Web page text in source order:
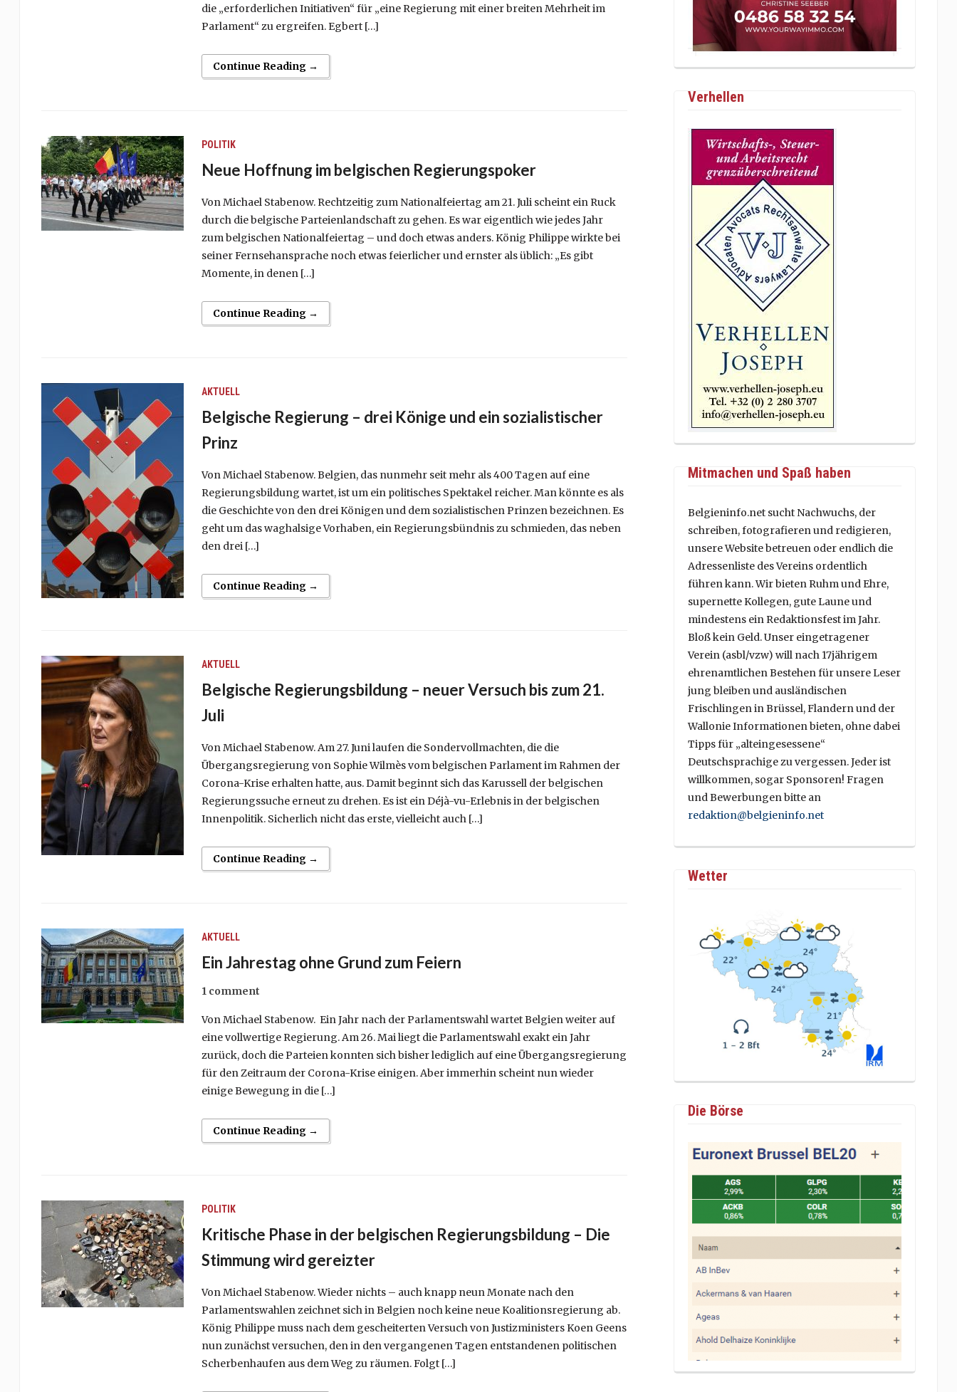
die „erforderlichen Initiativen“ für „eine Regierung mit einer breiten Mehrheit im
Parlament“ zu ergreifen. Egbert […]
Continue Reading →
POLITIK
Neue Hoffnung im belgischen Regierungspoker
Von Michael Stabenow. Rechtzeitig zum Nationalfeiertag am 21. Juli scheint ein Ruck
durch die belgische Parteienlandschaft zu gehen. Es war eigentlich wie jedes Jahr
zum belgischen Nationalfeiertag – und doch etwas anders. König Philippe wirkte bei
seiner Fernsehansprache noch etwas feierlicher und ernster als üblich: „Es gibt
Momente, in denen […]
Continue Reading →
AKTUELL
Belgische Regierung – drei Könige und ein sozialistischer
Prinz
Von Michael Stabenow. Belgien, das nunmehr seit mehr als 400 Tagen auf eine
Regierungsbildung wartet, ist um ein politisches Spektakel reicher. Man könnte es als
die Geschichte von den drei Königen und dem sozialistischen Prinzen bezeichnen. Es
geht um das waghalsige Vorhaben, ein Regierungsbündnis zu schmieden, das neben
den drei […]
Continue Reading →
AKTUELL
Belgische Regierungsbildung – neuer Versuch bis zum 21.
Juli
Von Michael Stabenow. Am 27. Juni laufen die Sondervollmachten, die die
Übergangsregierung von Sophie Wilmès vom belgischen Parlament im Rahmen der
Corona-Krise erhalten hatte, aus. Damit beginnt sich das Karussell der belgischen
Regierungssuche erneut zu drehen. Es ist ein Déjà-vu-Erlebnis in der belgischen
Innenpolitik. Sicherlich nicht das erste, vielleicht auch […]
Continue Reading →
AKTUELL
Ein Jahrestag ohne Grund zum Feiern
1 comment
Von Michael Stabenow. Ein Jahr nach der Parlamentswahl wartet Belgien weiter auf
eine vollwertige Regierung. Am 26. Mai liegt die Parlamentswahl exakt ein Jahr
zurück, doch die Parteien konnten sich bisher lediglich auf eine Übergangsregierung
für den Zeitraum der Corona-Krise einigen. Aber immerhin scheint nun wieder
einige Bewegung in die […]
Continue Reading →
POLITIK
Kritische Phase in der belgischen Regierungsbildung – Die
Stimmung wird gereizter
Von Michael Stabenow. Wieder nichts – auch knapp neun Monate nach den
Parlamentswahlen zeichnet sich in Belgien noch keine neue Koalitionsregierung ab.
König Philippe muss nach dem gescheiterten Versuch von Justizministers Koen Geens
nun zunächst versuchen, den in den vergangenen Tagen entstandenen politischen
Scherbenhaufen aus dem Weg zu räumen. Folgt […]
Verhellen
Mitmachen und Spaß haben
Belgieninfo.net sucht Nachwuchs, der
schreiben, fotografieren und redigieren,
unsere Website betreuen oder endlich die
Adressenliste des Vereins ordentlich
führen kann. Wir bieten Ruhm und Ehre,
supernette Kollegen, gute Laune und
mindestens ein Redaktionsfest im Jahr.
Bloß kein Geld. Unser eingetragener
Verein (asbl/vzw) will nach 17jährigem
ehrenamtlichen Bestehen für unsere Leser
jung bleiben und ausländischen
Frischlingen in Brüssel, Flandern und der
Wallonie Informationen bieten, ohne dabei
Tipps für „alteingesessene“
Deutschsprachige zu vergessen. Jeder ist
willkommen, sogar Sponsoren! Fragen
und Bewerbungen bitte an
redaktion@belgieninfo.net
Wetter
Die Börse